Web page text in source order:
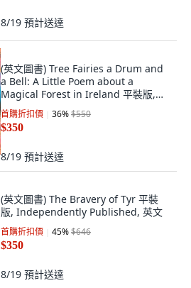
8/19 預計送達
(英文圖書) Tree Fairies a Drum and
a Bell: A Little Poem about a
Magical Forest in Ireland 平裝版,
Independently Published, 英文
首購折扣價 36%$550
$350
8/19 預計送達
(英文圖書) The Bravery of Tyr 平裝
版, Independently Published, 英文
首購折扣價 45%$646
$350
8/19 預計送達